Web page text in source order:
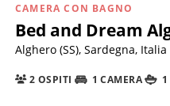
CAMERA CON BAGNO
Bed and Dream
Alghero (SS), Sardegna, Italia
2 OSPITI 1 CAMERA